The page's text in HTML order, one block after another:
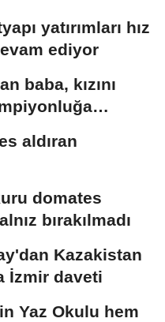
yatırımları hız
ediyor
baba, kızını
aldıran
domates
bırakılmadı
Kazakistan
İzmir daveti
Yaz Okulu hem